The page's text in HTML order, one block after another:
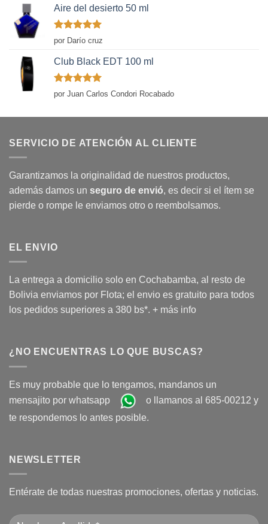
Aire del desierto 50 ml
Valorado
con
por Darío cruz
Club Black EDT 100 ml
Valorado
con
por Juan Carlos Condori Rocabado
SERVICIO DE ATENCIÓN AL CLIENTE
Garantizamos la originalidad de nuestros productos,
además damos un seguro de envió, es decir si el ítem se
pierde o rompe le enviamos otro o reembolsamos.
EL ENVIO
La entrega a domicilio solo en Cochabamba, al resto de
Bolivia enviamos por Flota; el envio es gratuito para todos
los pedidos superiores a 380 bs*. + más info
¿NO ENCUENTRAS LO QUE BUSCAS?
Es muy probable que lo tengamos, mandanos un
mensajito por whatsapp
o llamanos al 685-00212 y
te respondemos lo antes posible.
NEWSLETTER
Entérate de todas nuestras promociones, ofertas y noticias.